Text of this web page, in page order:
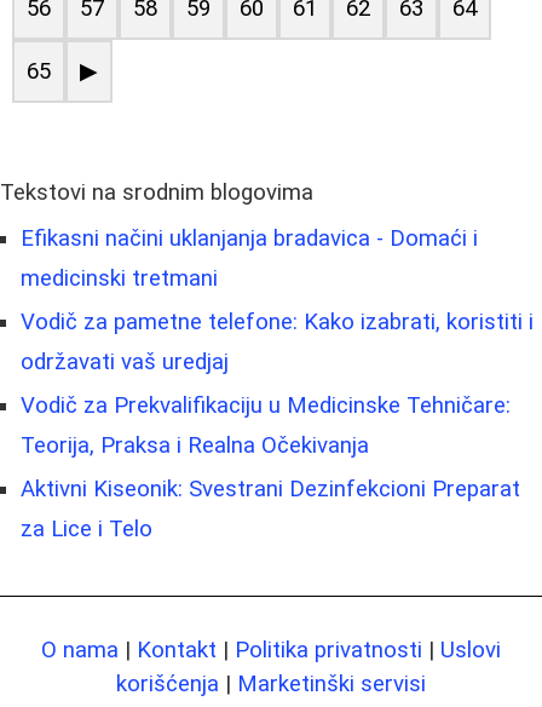
56 57 58 59 60 61 62 63 64
65 ▶
Tekstovi na srodnim blogovima
Efikasni načini uklanjanja bradavica - Domaći i
medicinski tretmani
Vodič za pametne telefone: Kako izabrati, koristiti i
održavati vaš uredjaj
Vodič za Prekvalifikaciju u Medicinske Tehničare:
Teorija, Praksa i Realna Očekivanja
Aktivni Kiseonik: Svestrani Dezinfekcioni Preparat
za Lice i Telo
O nama | Kontakt | Politika privatnosti | Uslovi
korišćenja | Marketinški servisi